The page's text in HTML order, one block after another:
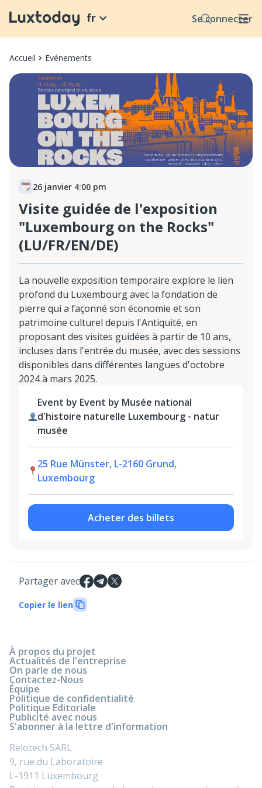
Se connecter
fr
Accueil Evénements
26 janvier 4:00 pm
Visite guidée de l'exposition
"Luxembourg on the Rocks"
(LU/FR/EN/DE)
La nouvelle exposition temporaire explore le lien
profond du Luxembourg avec la fondation de
pierre qui a façonné son économie et son
patrimoine culturel depuis l'Antiquité, en
proposant des visites guidées à partir de 10 ans,
incluses dans l'entrée du musée, avec des sessions
disponibles dans différentes langues d'octobre
2024 à mars 2025.
Event by Event by Musée national
d'histoire naturelle Luxembourg - natur
musée
25 Rue Münster, L-2160 Grund,
Luxembourg
Acheter des billets
Partager avec
Copier le lien
À propos du projet
Actualités de l'entreprise
On parle de nous
Contactez-Nous
Équipe
Politique de confidentialité
Politique Editoriale
Publicité avec nous
S'abonner à la lettre d'information
Relotech SARL
9, rue du Laboratoire
L-1911 Luxembourg